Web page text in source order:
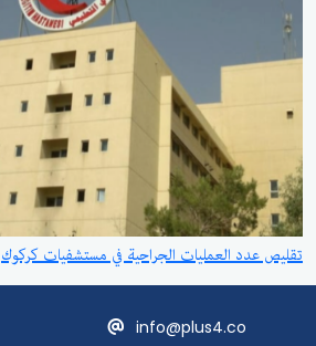
تقليص عدد العمليات الجراحية في مستشفيات كركوك
info@plus4.co